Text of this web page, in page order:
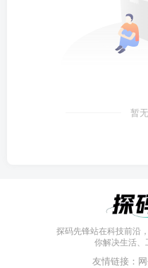
暂
探码先锋站在科技前沿
你解决生活、
友情链接：